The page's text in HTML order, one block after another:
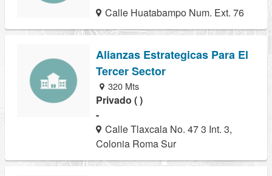
Calle Huatabampo Num. Ext. 76
Alianzas Estrategicas Para El
Tercer Sector
320 Mts
Privado ( )
-
Calle Tlaxcala No. 47 3 Int. 3,
Colonia Roma Sur